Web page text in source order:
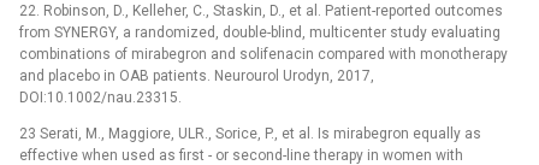
22. Robinson, D., Kelleher, C., Staskin, D., et al. Patient-reported outcomes
from SYNERGY, a randomized, double-blind, multicenter study evaluating
combinations of mirabegron and solifenacin compared with monotherapy
and placebo in OAB patients. Neurourol Urodyn, 2017,
DOI:10.1002/nau.23315.
23 Serati, M., Maggiore, ULR., Sorice, P., et al. Is mirabegron equally as
effective when used as first -⁠ or second-line therapy in women with